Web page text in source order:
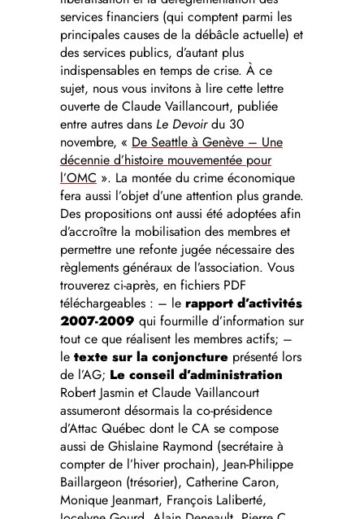
services financiers (qui comptent parmi les
principales causes de la débâcle actuelle) et
des services publics, d’autant plus
indispensables en temps de crise. À ce
sujet, nous vous invitons à lire cette lettre
ouverte de Claude Vaillancourt, publiée
entre autres dans Le Devoirdu 30
novembre, « De Seattle à Genève – Une
décennie d’histoire mouvementée pour
l’OMC ». La montée du crime économique
fera aussi l’objet d’une attention plus grande.
Des propositions ont aussi été adoptées afin
d’accroître la mobilisation des membres et
permettre une refonte jugée nécessaire des
règlements généraux de l’association. Vous
trouverez ci-après, en fichiers PDF
téléchargeables : – le rapport d’activités
2007-2009 qui fourmille d’information sur
tout ce que réalisent les membres actifs; –
le texte sur la conjoncture présenté lors
de l’AG; Le conseil d’administration
Robert Jasmin et Claude Vaillancourt
assumeront désormais la co-présidence
d’Attac Québec dont le CA se compose
aussi de Ghislaine Raymond (secrétaire à
compter de l’hiver prochain), Jean-Philippe
Baillargeon (trésorier), Catherine Caron,
Monique Jeanmart, François Laliberté,